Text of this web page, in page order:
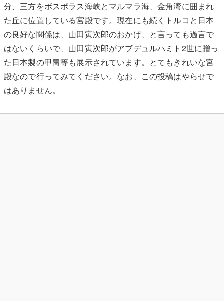
分、三方をボスポラス海峡とマルマラ海、金角湾に囲まれ
た丘に位置している宮殿です。現在にも続くトルコと日本
の良好な関係は、山田寅次郎のおかげ、と言っても過言で
はないくらいで、山田寅次郎がアブデュルハミト2世に贈っ
た日本製の甲冑等も展示されています。とてもきれいな宮
殿なので行ってみてください。なお、この投稿はやらせで
はありません。